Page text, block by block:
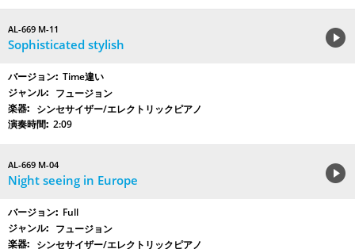
AL-669 M-11
Sophisticated stylish
Time違い
フュージョン
シンセサイザー/エレクトリックピアノ
2:09
AL-669 M-04
Night seeing in Europe
Full
フュージョン
シンセサイザー/エレクトリックピアノ